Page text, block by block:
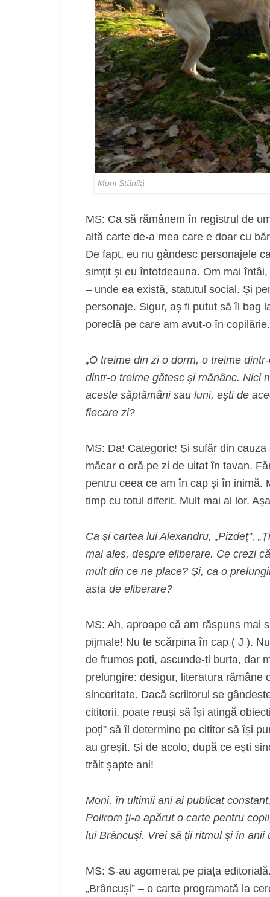
Moni Stănilă
MS: Ca să rămânem în registrul de
altă carte de-a mea care e doar cu
De fapt, eu nu gândesc personajele
simțit și eu întotdeauna. Om mai
– unde ea există, statutul social. Și
personaje. Sigur, aș fi putut să îl bag
poreclă pe care am avut-o în copilărie.
„O treime din zi o dorm, o treime
dintr-o treime gătesc şi mănânc. Nici
aceste săptămâni sau luni, eşti de
fiecare zi?
MS: Da! Categoric! Și sufăr din
măcar o oră pe zi de uitat în tavan.
pentru ceea ce am în cap și în inimă.
timp cu totul diferit. Mult mai al lor.
Ca şi cartea lui Alexandru, „Pizdeţ”,
mai ales, despre eliberare. Ce crezi
mult din ce ne place? Şi, ca o
asta de eliberare?
MS: Ah, aproape că am răspuns mai
pijmale! Nu te scărpina în cap ( J ).
de frumos poți, ascunde-ți burta, dar
prelungire: desigur, literatura rămâne
sinceritate. Dacă scriitorul se
cititorii, poate reuși să își atingă
poți” să îl determine pe cititor să își
au greșit. Și de acolo, după ce ești
trăit șapte ani!
Moni, în ultimii ani ai publicat
Polirom ţi-a apărut o carte pentru
lui Brâncuşi. Vrei să ţii ritmul şi în
MS: S-au agomerat pe piața
„Brâncuși” – o carte programată la